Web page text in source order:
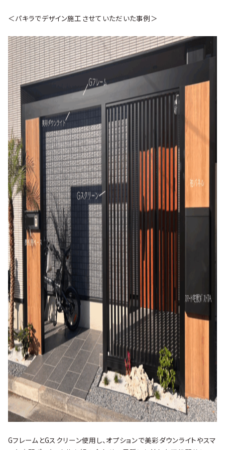
＜パキラでデザイン施工させていただいた事例＞
GフレームとGスクリーン使用し、オプションで美彩ダウンライトやスマ